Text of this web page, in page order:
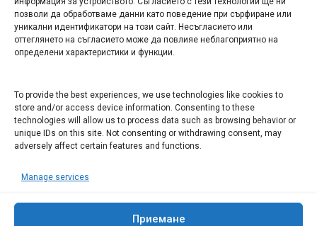
позволи да обработваме данни като поведение при сърфиране или
уникални идентификатори на този сайт. Несъгласието или
оттеглянето на съгласието може да повлияе неблагоприятно на
определени характеристики и функции.
To provide the best experiences, we use technologies like cookies to
store and/or access device information. Consenting to these
technologies will allow us to process data such as browsing behavior or
unique IDs on this site. Not consenting or withdrawing consent, may
adversely affect certain features and functions.
Manage services
Приемане
Арт галерия "Мостове" – магазин за изкуство
СЕВЕРОЗАПАДА ИНФОРМАЦИОНЕН БИЗНЕС
ТУРИСТИЧЕСКИ КЛЪСТЕР
ИНСТИТУЦИИ В ЛОВЕЧ
Административен съд Ловеч
Областна администрация Ловеч
ОДМВР Ловеч
Окръжен съд Ловеч